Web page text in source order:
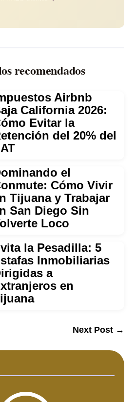
recomendados
Airbnb
California 2026:
Evitar la
del 20% del
el
Cómo Vivir
Tijuana y Trabajar
San Diego Sin
Loco
la Pesadilla: 5
Inmobiliarias
a
en
Next Post→